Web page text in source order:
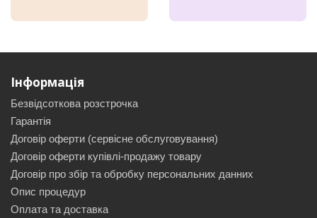
Інформація
Безвідсоткова розстрочка
Гарантія
Договір оферти (сервісне обслуговування)
Договір оферти купівлі-продажу товару
Договір про збір та обробку персональних данних
Опис процедур
Оплата та доставка